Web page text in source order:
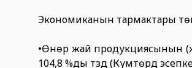
Экономиканын тармактары
•Өнөр жай продукциясынын
104,8 %ды түздү (Кумтөрдү